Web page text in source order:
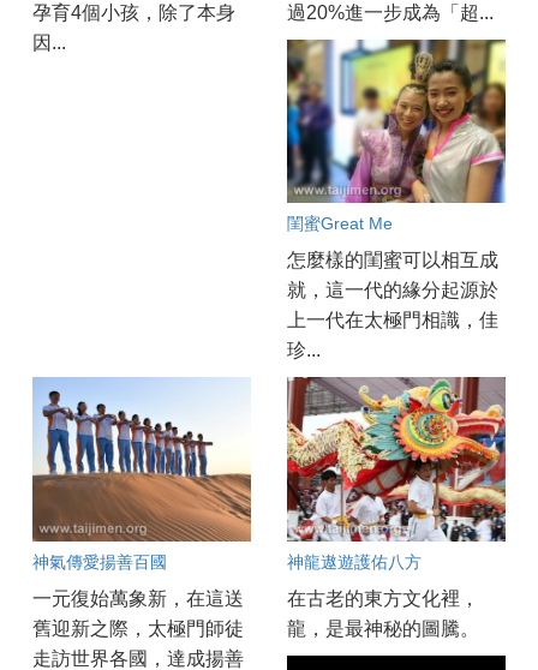
孕育4個小孩，除了本身
因...
過20%進一步成為「超...
閨蜜Great Me
怎麼樣的閨蜜可以相互成
就，這一代的緣分起源於
上一代在太極門相識，佳
珍...
神氣傳愛揚善百國
一元復始萬象新，在這送
舊迎新之際，太極門師徒
走訪世界各國，達成揚善
神龍遨遊護佑八方
在古老的東方文化裡，
龍，是最神秘的圖騰。